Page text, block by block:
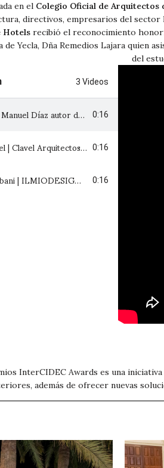
en el Colegio Oficial de Arquitectos
directivos, empresarios del sector
Hotelsrecibió el reconocimiento
de Yecla, Dña Remedios Lajara quien
del
3 Videos
Entrevista a Manuel Díaz autor de "Vita" Proyecto Ganador de InterCIDEC 2021 0:16
Manuel Clavel | Clavel Arquitectos | Jurado de InterCIDEC Awards 2021 0:16
Michele Corbani | ILMIODESIGN | Jurado de InterCIDEC Awards 2021 0:16
InterCIDEC Awards es una
además de ofrecer nuevas